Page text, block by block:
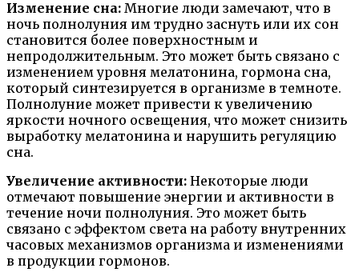
Изменение сна: Многие люди замечают, что в
ночь полнолуния им трудно заснуть или их сон
становится более поверхностным и
непродолжительным. Это может быть связано с
изменением уровня мелатонина, гормона сна,
который синтезируется в организме в темноте.
Полнолуние может привести к увеличению
яркости ночного освещения, что может снизить
выработку мелатонина и нарушить регуляцию
сна.
Увеличение активности: Некоторые люди
отмечают повышение энергии и активности в
течение ночи полнолуния. Это может быть
связано с эффектом света на работу внутренних
часовых механизмов организма и изменениями
в продукции гормонов.